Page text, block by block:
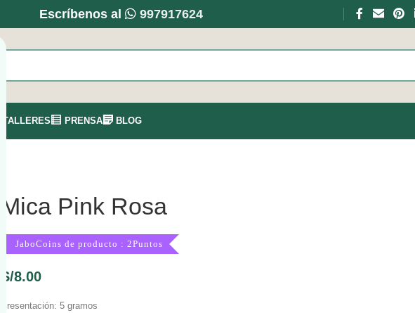
Escríbenos al 997917624
TALLERES PRENSA BLOG
Mica Pink Rosa
JaboCoins de producto : 2Puntos
S/8.00
Presentación: 5 gramos